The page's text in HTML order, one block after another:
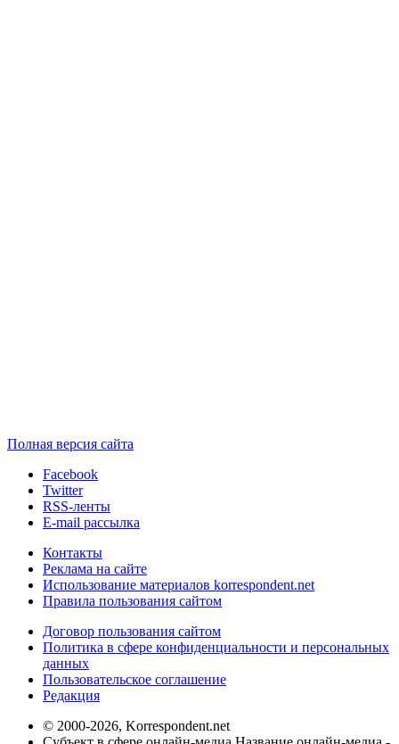
Полная версия сайта
Facebook
Twitter
RSS-ленты
E-mail рассылка
Контакты
Реклама на сайте
Использование материалов korrespondent.net
Правила пользования сайтом
Договор пользования сайтом
Политика в сфере конфиденциальности и персональных
данных
Пользовательское соглашение
Редакция
© 2000-2026, Korrespondent.net